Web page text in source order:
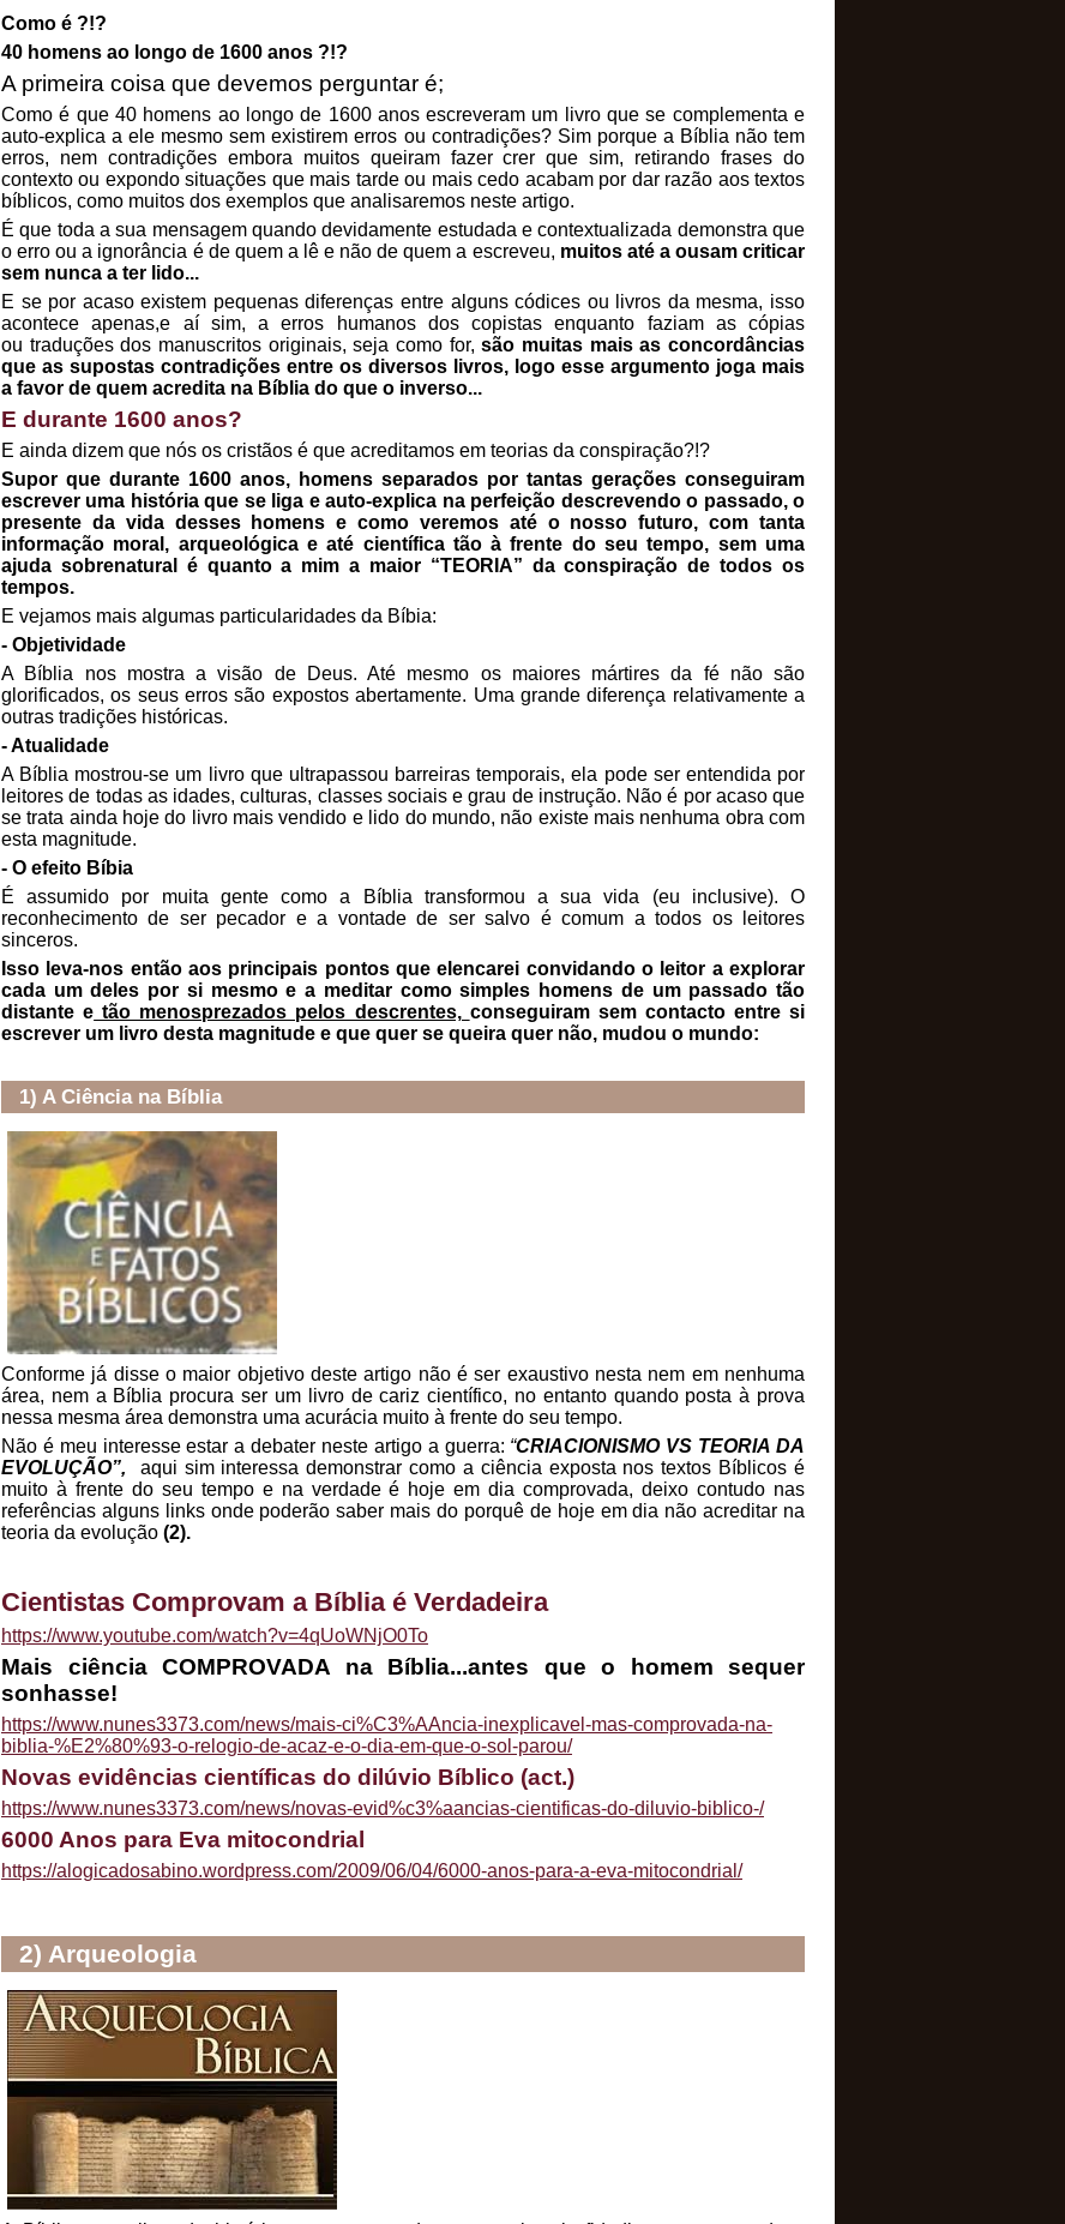
Como é ?!?
40 homens ao longo de 1600 anos ?!?
A primeira coisa que devemos perguntar é;
Como é que 40 homens ao longo de 1600 anos escreveram um livro que se complementa e
auto-explica a ele mesmo sem existirem erros ou contradições? Sim porque a Bíblia não tem
erros, nem contradições embora muitos queiram fazer crer que sim, retirando frases do
contexto ou expondo situações que mais tarde ou mais cedo acabam por dar razão aos textos
bíblicos, como muitos dos exemplos que analisaremos neste artigo.
É que toda a sua mensagem quando devidamente estudada e contextualizada demonstra que
o erro ou a ignorância é de quem a lê e não de quem a escreveu, muitos até a ousam criticar
sem nunca a ter lido...
E se por acaso existem pequenas diferenças entre alguns códices ou livros da mesma, isso
acontece apenas,e aí sim, a erros humanos dos copistas enquanto faziam as cópias
ou traduções dos manuscritos originais, seja como for,são muitas mais as concordâncias
que as supostas contradições entre os diversos livros, logo esse argumento joga mais
a favor de quem acredita na Bíblia do que o inverso...
E durante 1600 anos?
E ainda dizem que nós os cristãos é que acreditamos em teorias da conspiração?!?
Supor que durante 1600 anos, homens separados por tantas gerações conseguiram
escrever uma história que se liga e auto-explica na perfeição descrevendo o passado, o
presente da vida desses homens e como veremos até o nosso futuro, com tanta
informação moral, arqueológica e até científica tão à frente do seu tempo, sem uma
ajuda sobrenatural é quanto a mim a maior “TEORIA” da conspiração de todos os
tempos.
E vejamos mais algumas particularidades da Bíbia:
- Objetividade
A Bíblia nos mostra a visão de Deus. Até mesmo os maiores mártires da fé não são
glorificados, os seus erros são expostos abertamente. Uma grande diferença relativamente a
outras tradições históricas.
- Atualidade
A Bíblia mostrou-se um livro que ultrapassou barreiras temporais, ela pode ser entendida por
leitores de todas as idades, culturas, classes sociais e grau de instrução. Não é por acaso que
se trata ainda hoje do livro mais vendido e lido do mundo, não existe mais nenhuma obra com
esta magnitude.
- O efeito Bíbia
É assumido por muita gente como a Bíblia transformou a sua vida (eu inclusive). O
reconhecimento de ser pecador e a vontade de ser salvo é comum a todos os leitores
sinceros.
Isso leva-nos então aos principais pontos que elencarei convidando o leitor a explorar
cada um deles por si mesmo e a meditar como simples homens de um passado tão
distante e tão menosprezados pelos descrentes, conseguiram sem contacto entre si
escrever um livro desta magnitude e que quer se queira quer não, mudou o mundo:
1) A Ciência na Bíblia
Conforme já disse o maior objetivo deste artigo não é ser exaustivo nesta nem em nenhuma
área, nem a Bíblia procura ser um livro de cariz científico, no entanto quando posta à prova
nessa mesma área demonstra uma acurácia muito à frente do seu tempo.
Não é meu interesse estar a debater neste artigo a guerra: “CRIACIONISMO VS TEORIA DA
EVOLUÇÃO”,
aqui sim interessa demonstrar como a ciência exposta nos textos Bíblicos é
muito à frente do seu tempo e na verdade é hoje em dia comprovada, deixo contudo nas
referências alguns links onde poderão saber mais do porquê de hoje em dia não acreditar na
teoria da evolução (2).
Cientistas Comprovam a Bíblia é Verdadeira
https://www.youtube.com/watch?v=4qUoWNjO0To
Mais ciência COMPROVADA na Bíblia...antes que o homem sequer
sonhasse!
https://www.nunes3373.com/news/mais-ci%C3%AAncia-inexplicavel-mas-comprovada-na-
biblia-%E2%80%93-o-relogio-de-acaz-e-o-dia-em-que-o-sol-parou/
Novas evidências científicas do dilúvio Bíblico (act.)
https://www.nunes3373.com/news/novas-evid%c3%aancias-cientificas-do-diluvio-biblico-/
6000 Anos para Eva mitocondrial
https://alogicadosabino.wordpress.com/2009/06/04/6000-anos-para-a-eva-mitocondrial/
2) Arqueologia